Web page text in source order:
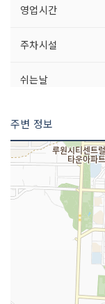
영업시간
주차시설
쉬는날
판매 품목
주변 정보